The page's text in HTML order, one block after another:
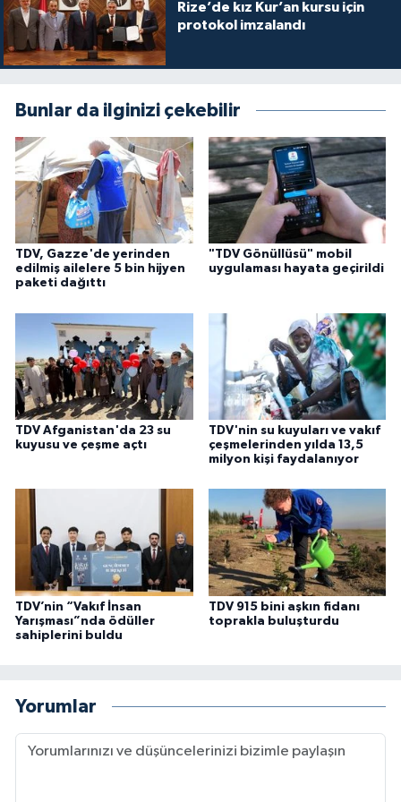
Rize’de kız Kur’an kursu için
protokol imzalandı
Bunlar da ilginizi çekebilir
TDV, Gazze'de yerinden
edilmiş ailelere 5 bin hijyen
paketi dağıttı
"TDV Gönüllüsü" mobil
uygulaması hayata geçirildi
TDV Afganistan'da 23 su
kuyusu ve çeşme açtı
TDV'nin su kuyuları ve vakıf
çeşmelerinden yılda 13,5
milyon kişi faydalanıyor
TDV’nin “Vakıf İnsan
Yarışması”nda ödüller
sahiplerini buldu
TDV 915 bini aşkın fidanı
toprakla buluşturdu
Yorumlar
Diyarbakır Müftülüğü
Düzce Müftülüğü
Elazığ Müftülüğü
Erzincan Müftülüğü
Erzurum Müftülüğü
Eskişehir Müftülüğü
Gaziantep Müftülüğü
Giresun Müftülüğü
Gümüşhane Müftülüğü
Iğdır Müftülüğü
Isparta Müftülüğü
Kahramanmaraş Müftülüğü
İhtida Haberleri
YAŞAM